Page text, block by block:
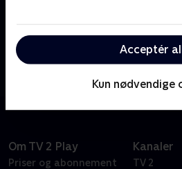
Acceptér
Kun nødvendige
drømmehjemmene for helt
Følg deres eventyr og hårde
deres drømme om alt fra
Om TV 2 Play
Priser og abonnement
Kanaler
TV 2